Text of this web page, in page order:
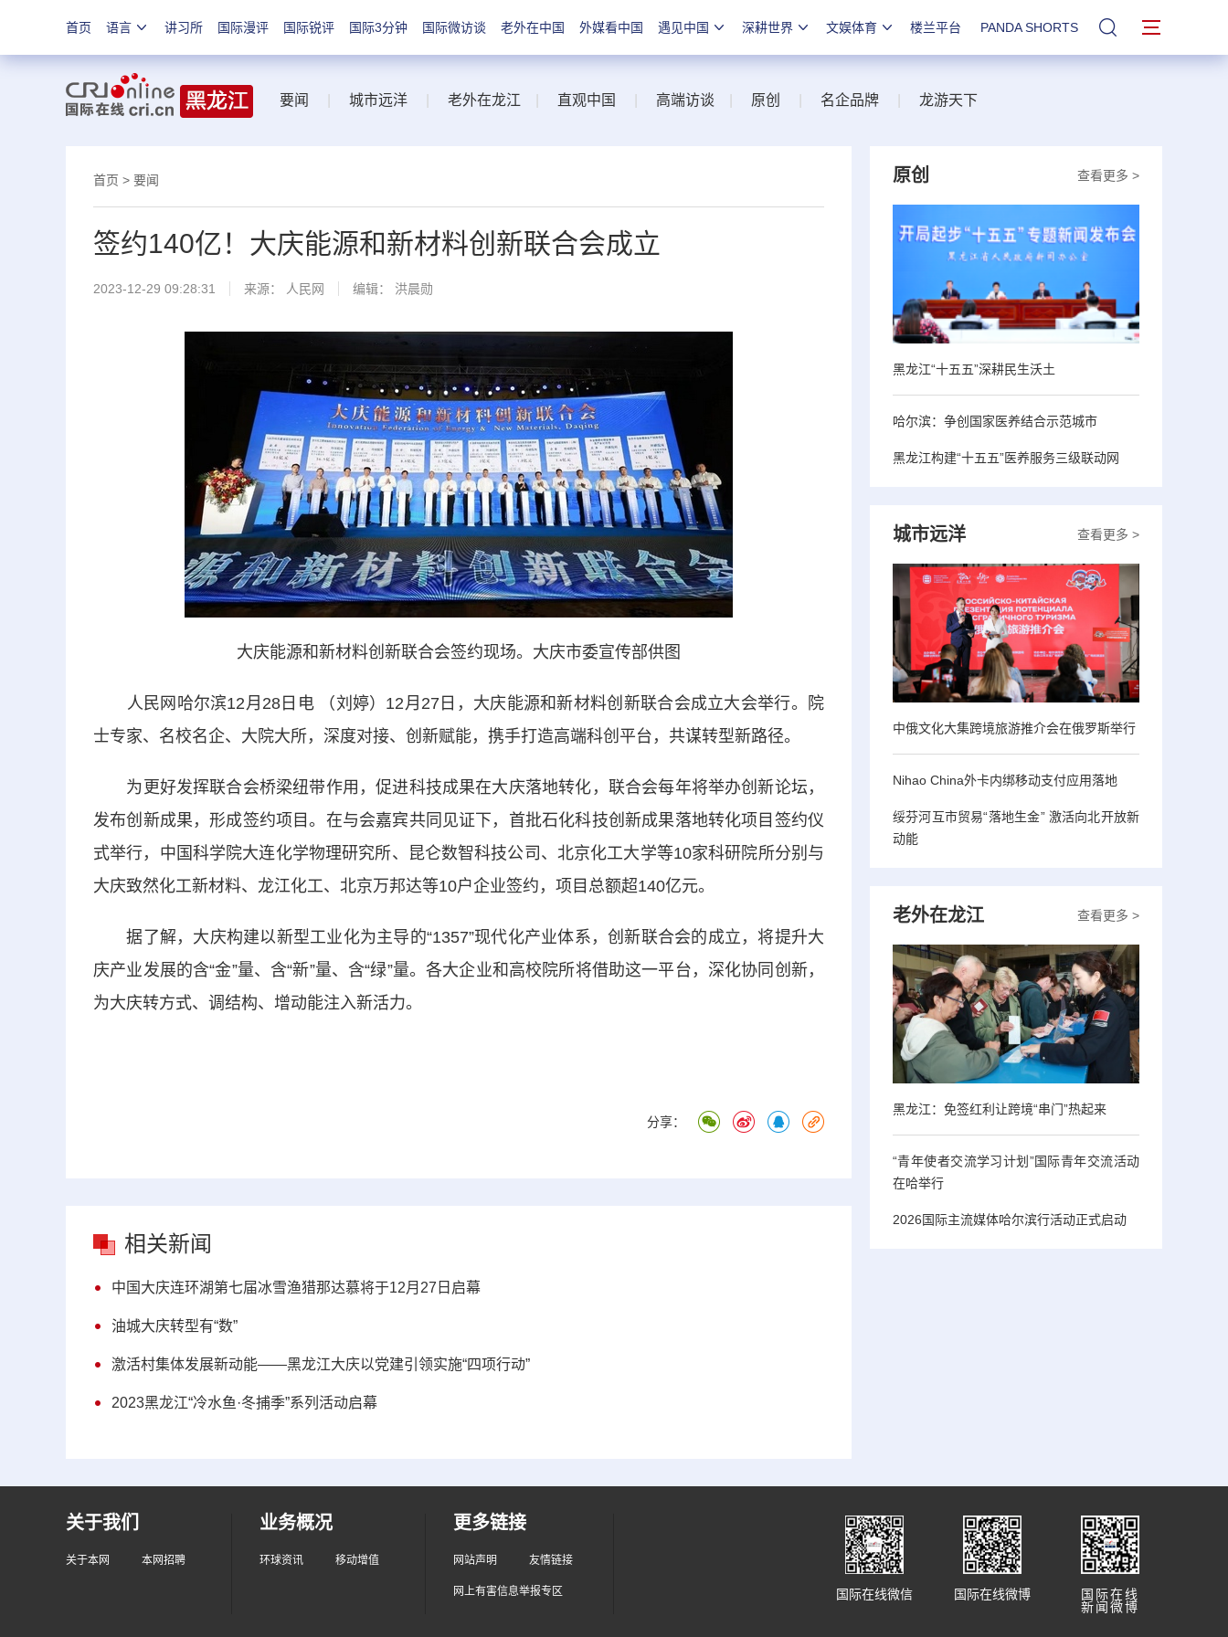
首页 语言 讲习所 国际漫评 国际锐评 国际3分钟 国际微访谈 老外在中国 外媒看中国 遇见中国 深耕世界 文娱体育 楼兰平台 PANDA SHORTS 站内搜索
要闻 城市远洋 老外在龙江 直观中国 高端访谈 原创 名企品牌 龙游天下
首页 > 要闻
签约140亿！大庆能源和新材料创新联合会成立
2023-12-29 09:28:31 来源： 人民网 编辑： 洪晨勋
大庆能源和新材料创新联合会签约现场。大庆市委宣传部供图
人民网哈尔滨12月28日电 （刘婷）12月27日，大庆能源和新材料创新联合会成立大会举行。院
士专家、名校名企、大院大所，深度对接、创新赋能，携手打造高端科创平台，共谋转型新路径。
为更好发挥联合会桥梁纽带作用，促进科技成果在大庆落地转化，联合会每年将举办创新论坛，
发布创新成果，形成签约项目。在与会嘉宾共同见证下，首批石化科技创新成果落地转化项目签约仪
式举行，中国科学院大连化学物理研究所、昆仑数智科技公司、北京化工大学等10家科研院所分别与
大庆致然化工新材料、龙江化工、北京万邦达等10户企业签约，项目总额超140亿元。
据了解，大庆构建以新型工业化为主导的“1357”现代化产业体系，创新联合会的成立，将提升大
庆产业发展的含“金”量、含“新”量、含“绿”量。各大企业和高校院所将借助这一平台，深化协同创新，
为大庆转方式、调结构、增动能注入新活力。
分享：
相关新闻
中国大庆连环湖第七届冰雪渔猎那达慕将于12月27日启幕
油城大庆转型有“数”
激活村集体发展新动能——黑龙江大庆以党建引领实施“四项行动”
2023黑龙江“冷水鱼·冬捕季”系列活动启幕
查看更多 >
原创
黑龙江“十五五”深耕民生沃土
哈尔滨：争创国家医养结合示范城市
黑龙江构建“十五五”医养服务三级联动网
查看更多 >
城市远洋
中俄文化大集跨境旅游推介会在俄罗斯举行
Nihao China外卡内绑移动支付应用落地
绥芬河互市贸易“落地生金” 激活向北开放新
动能
查看更多 >
老外在龙江
黑龙江：免签红利让跨境“串门”热起来
“青年使者交流学习计划”国际青年交流活动
在哈举行
2026国际主流媒体哈尔滨行活动正式启动
关于我们
关于本网 本网招聘
业务概况
环球资讯 移动增值
更多链接
网站声明 友情链接
网上有害信息举报专区
国际在线
新闻微博
国际在线微博
国际在线微信